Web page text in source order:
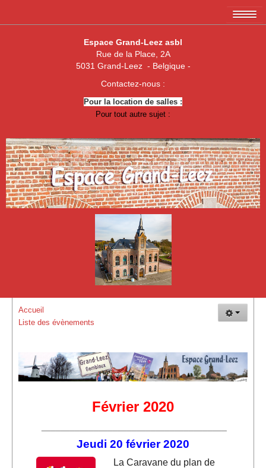
L'association EGL asbl
Amicale des 3 x 20
Association "Un enfant, une vie"
Royal Football Club Grand-Leez
Les pêcheurs réunis
Club des Jeunes de Grand-Leez
Nouvelle jeune paume Grand-Leez
La Plaine de Vacances de Grand-Leez
L'Hirondelle de Grand-Leez - Société Colombophile
Vue d'ensemble des évènements
Evénements de EGL
Evènements de EGL Nature
Evénements des membres
GLEF 2017 : 150 ans de la maison communale
Espace Grand-Leez asbl
Rue de la Place, 2A
5031 Grand-Leez - Belgique -
Contactez-nous :
Pour la location de salles :
Pour tout autre sujet :
Accueil
Liste des évènements
Février 2020
Jeudi 20 février 2020
La Caravane du plan de